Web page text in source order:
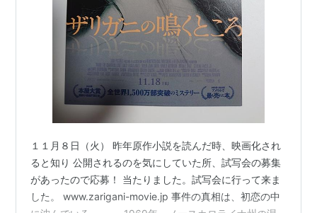
１１月８日（火） 昨年原作小説を読んだ時、映画化され
ると知り 公開されるのを気にしていた所、試写会の募集
があったので応募！ 当たりました。試写会に行って来ま
した。 www.zarigani-movie.jp 事件の真相は、初恋の中